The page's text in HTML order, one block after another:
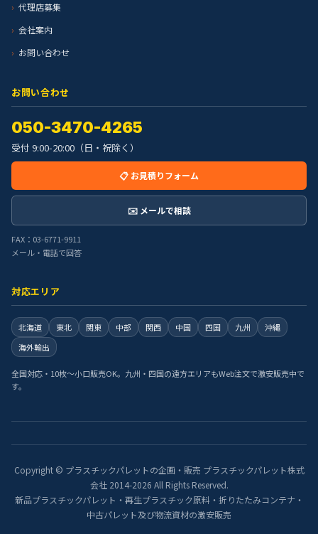
代理店募集
会社案内
お問い合わせ
お問い合わせ
050-3470-4265
受付 9:00-20:00（日・祝除く）
📋 お見積りフォーム
✉️ メールで相談
FAX：03-6771-9911
メール・電話で回答
対応エリア
北海道 東北 関東 中部 関西 中国 四国 九州
沖縄
海外輸出
全国対応・10枚〜小口販売OK。九州・四国の遠方エリアもWeb注文で激安販売中で
す。
Copyright © プラスチックパレットの企画・販売 プラスチックパレット株式
会社 2014-2026 All Rights Reserved.
新品プラスチックパレット・再生プラスチック原料・折りたたみコンテナ・
中古パレット及び物流資材の激安販売